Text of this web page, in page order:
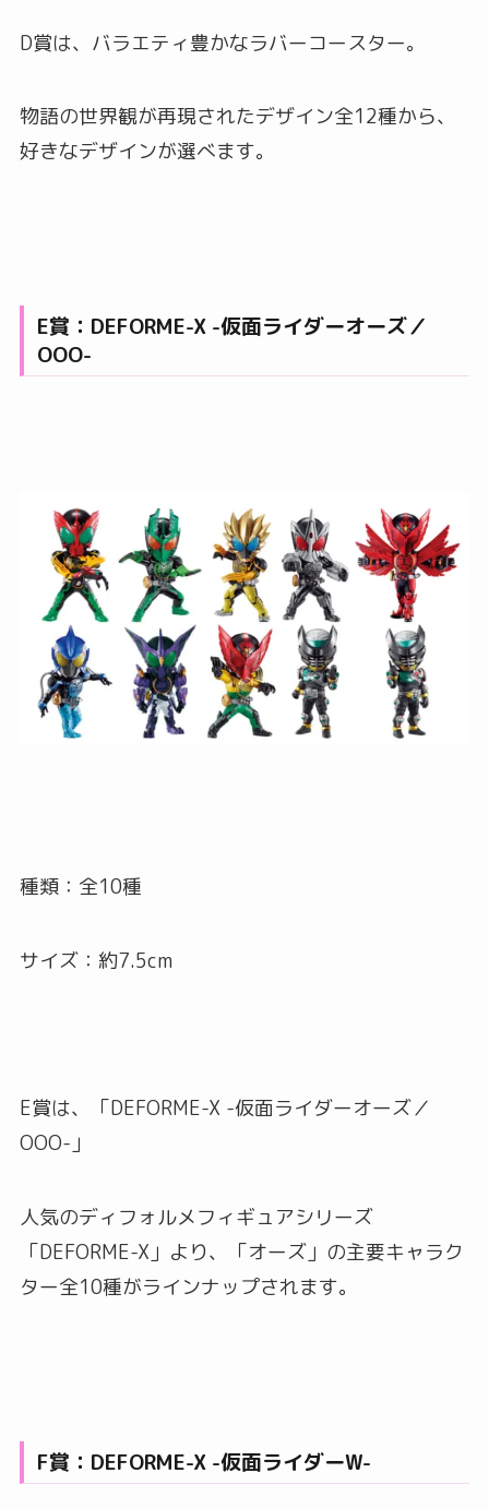
D賞は、バラエティ豊かなラバーコースター。
物語の世界観が再現されたデザイン全12種から、
好きなデザインが選べます。
E賞：DEFORME-X -仮面ライダーオーズ／
OOO-
種類：全10種
サイズ：約7.5cm
E賞は、「DEFORME-X -仮面ライダーオーズ／
OOO-」
人気のディフォルメフィギュアシリーズ
「DEFORME-X」より、「オーズ」の主要キャラク
ター全10種がラインナップされます。
F賞：DEFORME-X -仮面ライダーW-